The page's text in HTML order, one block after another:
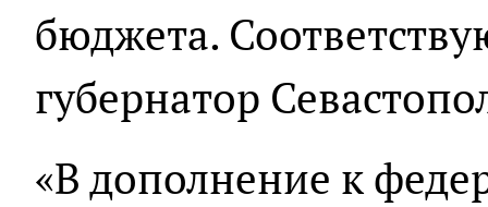
бюджета.
губернатор
«В дополнение к